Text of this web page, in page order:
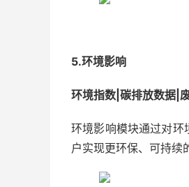
5.环境影响
环境指数|碳排放数据|
环境影响模块通过对环
户实现更环保、可持续